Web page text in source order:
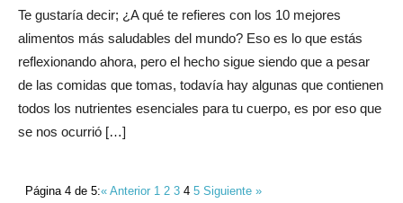
Te gustaría decir; ¿A qué te refieres con los 10 mejores
alimentos más saludables del mundo? Eso es lo que estás
reflexionando ahora, pero el hecho sigue siendo que a pesar
de las comidas que tomas, todavía hay algunas que contienen
todos los nutrientes esenciales para tu cuerpo, es por eso que
se nos ocurrió […]
Página 4 de 5:« Anterior 1234 5Siguiente »